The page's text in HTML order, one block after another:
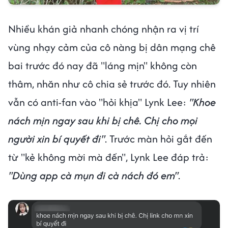
Nhiều khán giả nhanh chóng nhận ra vị trí
vùng nhạy cảm của cô nàng bị dân mạng chê
bai trước đó nay đã "láng mịn" không còn
thâm, nhăn như cô chia sẻ trước đó. Tuy nhiên
vẫn có anti-fan vào "hỏi khịa" Lynk Lee: "Khoe
nách mịn ngay sau khi bị chê. Chị cho mọi
người xin bí quyết đi". Trước màn hỏi gắt đến
từ "kẻ không mời mà đến", Lynk Lee đáp trả:
"Dùng app cà mụn đi cà nách đó em".